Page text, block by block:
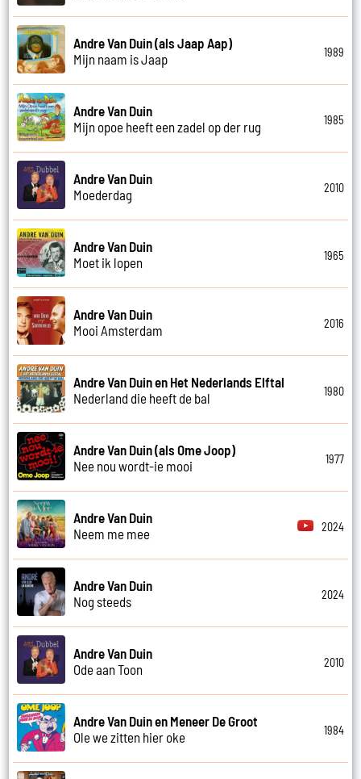
Andre Van Duin (als Jaap Aap)
Mijn naam is Jaap
1989
Andre Van Duin
Mijn opoe heeft een zadel op der rug
1985
Andre Van Duin
Moederdag
2010
Andre Van Duin
Moet ik lopen
1965
Andre Van Duin
Mooi Amsterdam
2016
Andre Van Duin en Het Nederlands Elftal
Nederland die heeft de bal
1980
Andre Van Duin (als Ome Joop)
Nee nou wordt-ie mooi
1977
Andre Van Duin
Neem me mee
2024
Andre Van Duin
Nog steeds
2024
Andre Van Duin
Ode aan Toon
2010
Andre Van Duin en Meneer De Groot
Ole we zitten hier oke
1984